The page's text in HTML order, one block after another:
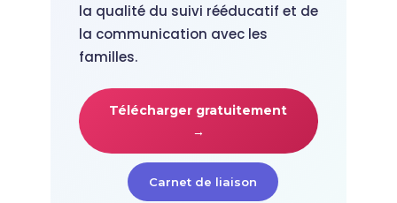
la qualité du suivi rééducatif et de
la communication avec les
familles.
Télécharger gratuitement
→
Carnet de liaison